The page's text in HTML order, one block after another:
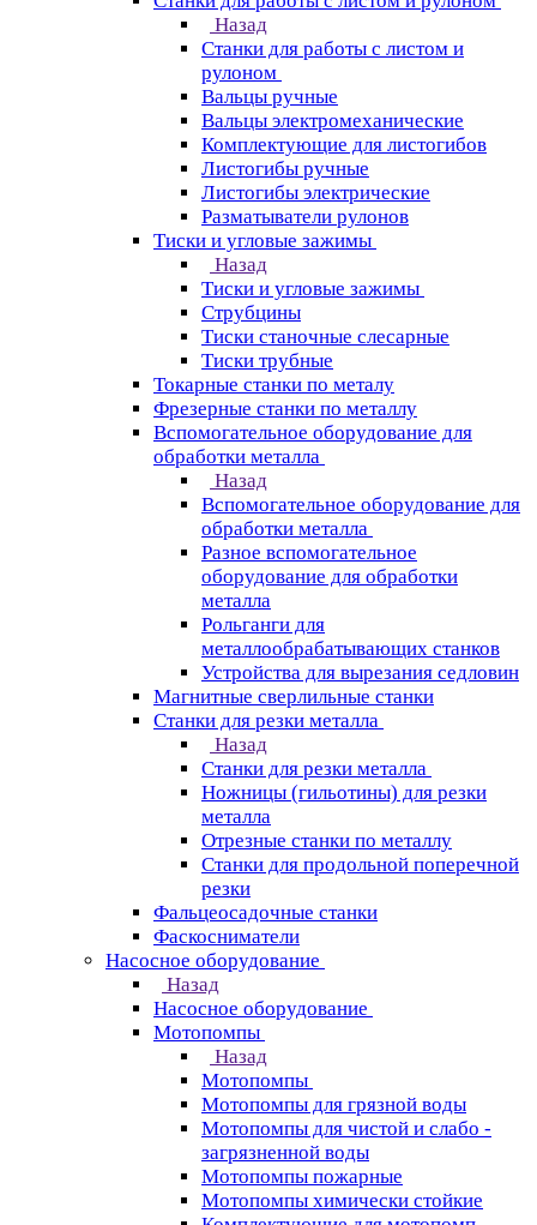
Назад
Станки для работы с листом и
рулоном
Вальцы ручные
Вальцы электромеханические
Комплектующие для листогибов
Листогибы ручные
Листогибы электрические
Разматыватели рулонов
Тиски и угловые зажимы
Назад
Тиски и угловые зажимы
Струбцины
Тиски станочные слесарные
Тиски трубные
Токарные станки по металу
Фрезерные станки по металлу
Вспомогательное оборудование для
обработки металла
Назад
Вспомогательное оборудование для
обработки металла
Разное вспомогательное
оборудование для обработки
металла
Рольганги для
металлообрабатывающих станков
Устройства для вырезания седловин
Магнитные сверлильные станки
Станки для резки металла
Назад
Станки для резки металла
Ножницы (гильотины) для резки
металла
Отрезные станки по металлу
Станки для продольной поперечной
резки
Фальцеосадочные станки
Фаскосниматели
Насосное оборудование
Назад
Насосное оборудование
Мотопомпы
Назад
Мотопомпы
Мотопомпы для грязной воды
Мотопомпы для чистой и слабо -
загрязненной воды
Мотопомпы пожарные
Мотопомпы химически стойкие